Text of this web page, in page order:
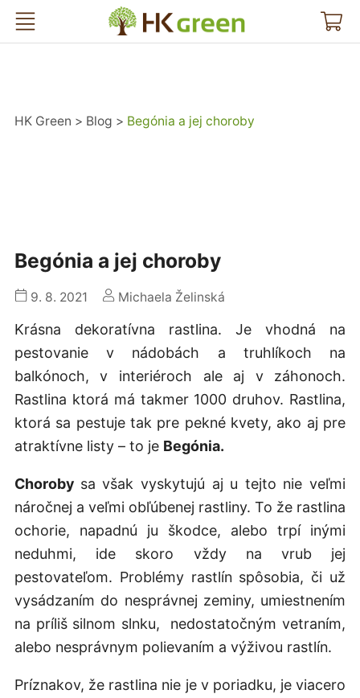
HK Green
HK Green Blog Begónia a jej choroby
Begónia a jej choroby
9. 8. 2021 Michaela Želinská
Krásna dekoratívna rastlina. Je vhodná na
pestovanie v nádobách a truhlíkoch na
balkónoch, v interiéroch ale aj v záhonoch.
Rastlina ktorá má takmer 1000 druhov. Rastlina,
ktorá sa pestuje tak pre pekné kvety, ako aj pre
atraktívne listy – to je Begónia.
Choroby sa však vyskytujú aj u tejto nie veľmi
náročnej a veľmi obľúbenej rastliny. To že rastlina
ochorie, napadnú ju škodce, alebo trpí inými
neduhmi, ide skoro vždy na vrub jej
pestovateľom. Problémy rastlín spôsobia, či už
vysádzaním do nesprávnej zeminy, umiestnením
na príliš silnom slnku, nedostatočným vetraním,
alebo nesprávnym polievaním a výživou rastlín.
Príznakov, že rastlina nie je v poriadku, je viacero